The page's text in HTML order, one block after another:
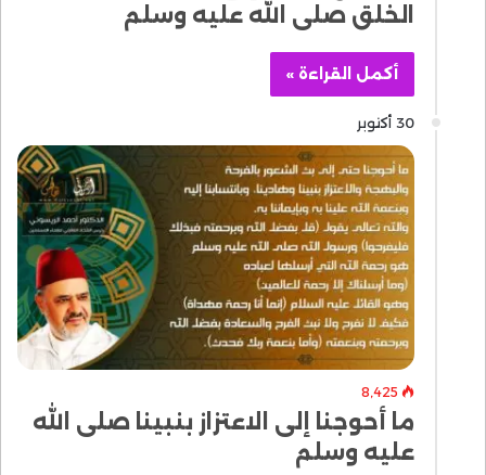
الخلق صلى الله عليه وسلم
أكمل القراءة »
30 أكتوبر
8٬425
ما أحوجنا إلى الاعتزاز بنبينا صلى الله
عليه وسلم